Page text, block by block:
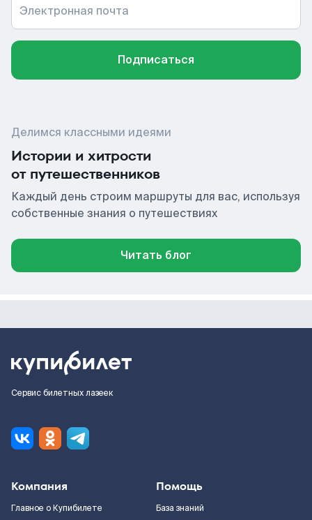
Электронная почта
Подписаться
Делимся классными идеями
Истории и хитрости
от путешественников
Каждый день строим маршруты для вас, используя
собственные знания о путешествиях
Читать блог
Сервис билетных лазеек
Компания
Главное о Купибилете
Помощь
База знаний